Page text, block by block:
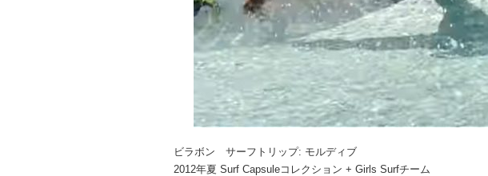
ビラボン サーフトリップ: モルディブ
2012年夏 Surf Capsuleコレクション + Girls Surfチーム